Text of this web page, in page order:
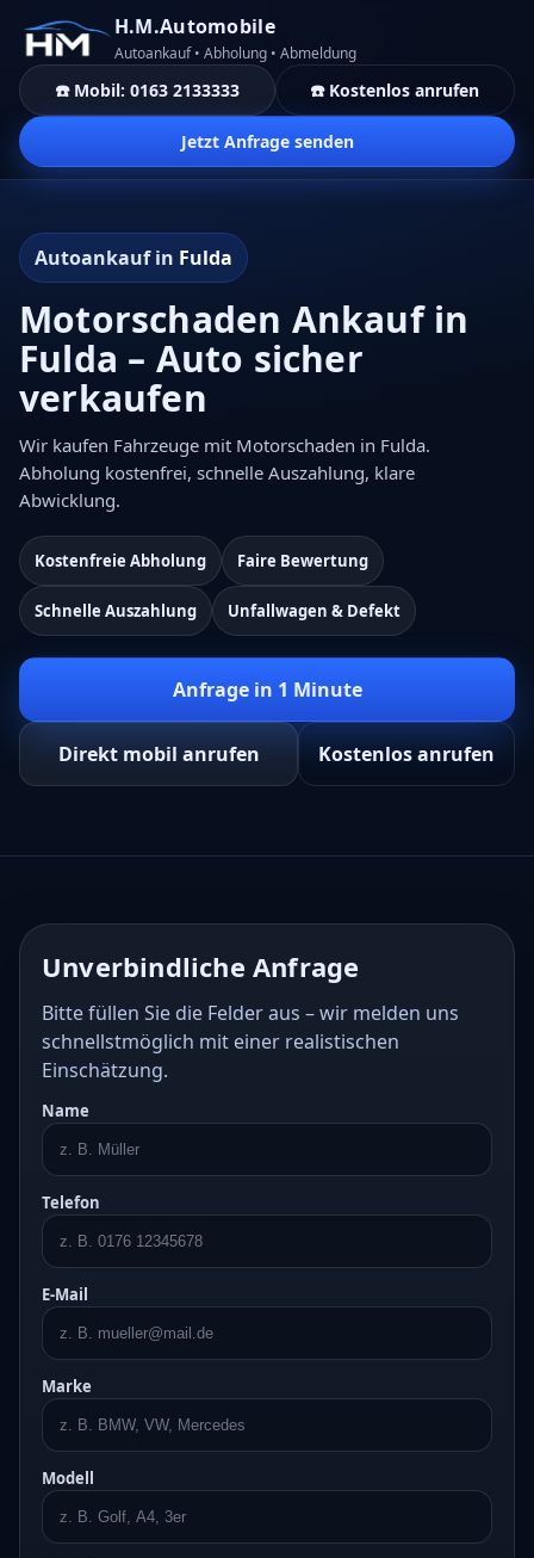
H.M.Automobile
Autoankauf • Abholung • Abmeldung
☎️ Mobil: 0163 2133333 ☎️ Kostenlos anrufen
Jetzt Anfrage senden
Autoankauf in Fulda
Motorschaden Ankauf in
Fulda – Auto sicher
verkaufen
Wir kaufen Fahrzeuge mit Motorschaden in Fulda.
Abholung kostenfrei, schnelle Auszahlung, klare
Abwicklung.
Kostenfreie Abholung Faire Bewertung
Schnelle Auszahlung Unfallwagen & Defekt
Anfrage in 1 Minute
Direkt mobil anrufen Kostenlos anrufen
Unverbindliche Anfrage
Bitte füllen Sie die Felder aus – wir melden uns
schnellstmöglich mit einer realistischen
Einschätzung.
Name
Telefon
E-Mail
Marke
Modell